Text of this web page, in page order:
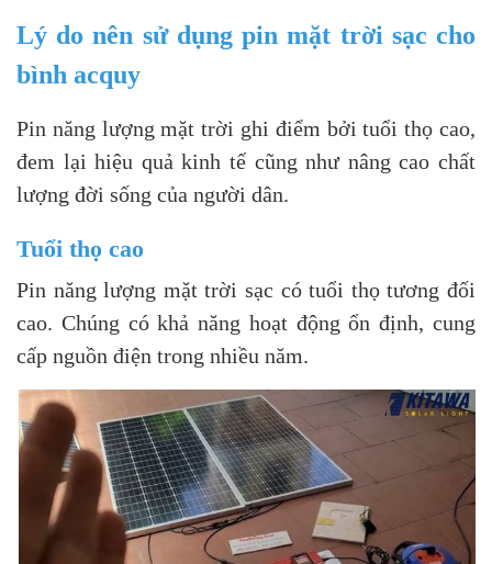
Lý do nên sử dụng pin mặt trời sạc cho
bình acquy
Pin năng lượng mặt trời ghi điểm bởi tuổi thọ cao,
đem lại hiệu quả kinh tế cũng như nâng cao chất
lượng đời sống của người dân.
Tuổi thọ cao
Pin năng lượng mặt trời sạc có tuổi thọ tương đối
cao. Chúng có khả năng hoạt động ổn định, cung
cấp nguồn điện trong nhiều năm.